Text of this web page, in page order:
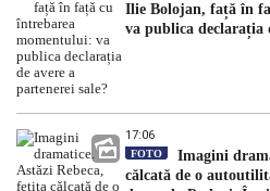
Ilie Bolojan, față în
va publica declarația
17:06
FOTO
Imagini
călcată de o